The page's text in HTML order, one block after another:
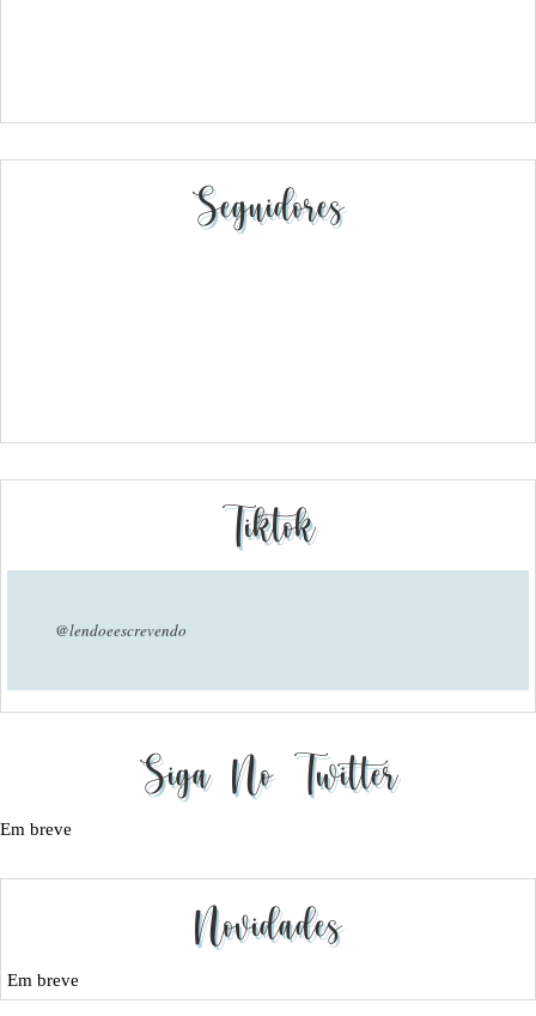
Seguidores
Tiktok
@lendoeescrevendo
Siga No Twitter
Em breve
Novidades
Em breve